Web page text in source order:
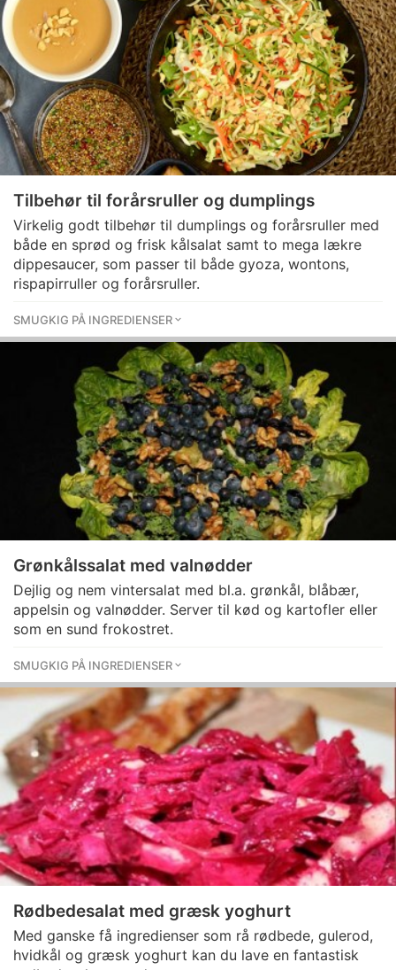
Tilbehør til forårsruller og dumplings
Virkelig godt tilbehør til dumplings og forårsruller med
både en sprød og frisk kålsalat samt to mega lækre
dippesaucer, som passer til både gyoza, wontons,
rispapirruller og forårsruller.
SMUGKIG PÅ INGREDIENSER
Grønkålssalat med valnødder
Dejlig og nem vintersalat med bl.a. grønkål, blåbær,
appelsin og valnødder. Server til kød og kartofler eller
som en sund frokostret.
SMUGKIG PÅ INGREDIENSER
Rødbedesalat med græsk yoghurt
Med ganske få ingredienser som rå rødbede, gulerod,
hvidkål og græsk yoghurt kan du lave en fantastisk